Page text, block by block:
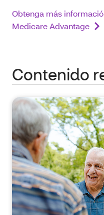
Obtenga más
Medicare Advantage
Contenido